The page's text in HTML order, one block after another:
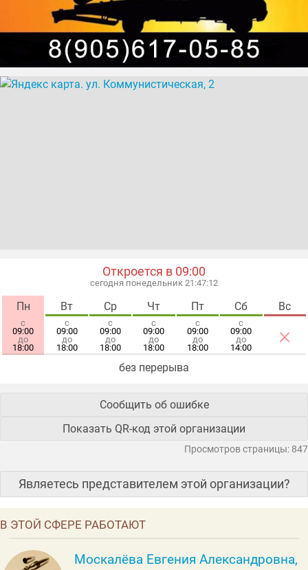
Откроется в 09:00
сегодня понедельник 21:47:12
Пн
с
09:00
до
18:00
Вт
с
09:00
до
18:00
Ср
с
09:00
до
18:00
Чт
с
09:00
до
18:00
Пт
с
09:00
до
18:00
Сб
с
09:00
до
14:00
Вс
×
без перерыва
Сообщить об ошибке
Показать QR-код этой организации
Просмотров страницы: 847
Являетесь представителем этой организации?
В ЭТОЙ СФЕРЕ РАБОТАЮТ
Москалёва Евгения Александровна,